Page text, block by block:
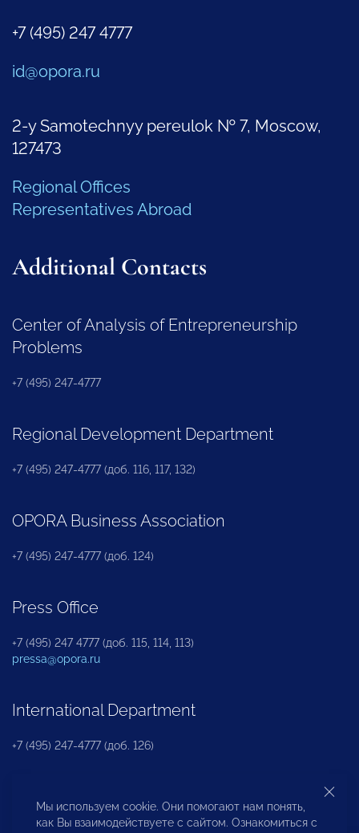
+7 (495) 247 4777
id@opora.ru
2-y Samotechnyy pereulok № 7, Moscow,
127473
Regional Offices
Representatives Abroad
Additional Contacts
Center of Analysis of Entrepreneurship
Problems
+7 (495) 247-4777
Regional Development Department
+7 (495) 247-4777 (доб. 116, 117, 132)
OPORA Business Association
+7 (495) 247-4777 (доб. 124)
Press Office
+7 (495) 247 4777 (доб. 115, 114, 113)
pressa@opora.ru
International Department
+7 (495) 247-4777 (доб. 126)
Business and Investment Rights Protection
Department
Мы используем cookie. Они помогают нам понять,
как Вы взаимодействуете с сайтом. Ознакомиться с